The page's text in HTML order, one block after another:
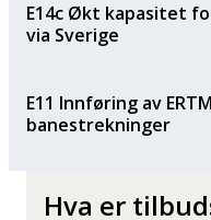
E14c Økt kapasitet
via Sverige
E11 Innføring av
banestrekninger
Hva er